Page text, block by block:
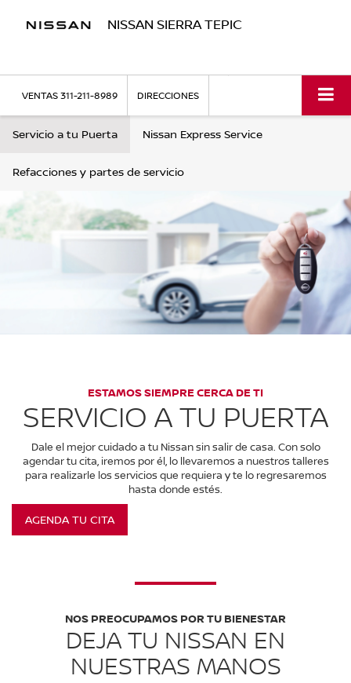
NISSAN SIERRA TEPIC
VENTAS311-211-8989 DIRECCIONES
Servicio a tu Puerta Nissan Express Service
Refacciones y partes de servicio
ESTAMOS SIEMPRE CERCA DE TI
SERVICIO A TU PUERTA
Dale el mejor cuidado a tu Nissan sin salir de casa. Con solo
agendar tu cita, iremos por él, lo llevaremos a nuestros talleres
para realizarle los servicios que requiera y te lo regresaremos
hasta donde estés.
AGENDA TU CITA
NOS PREOCUPAMOS POR TU BIENESTAR
DEJA TU NISSAN EN
NUESTRAS MANOS